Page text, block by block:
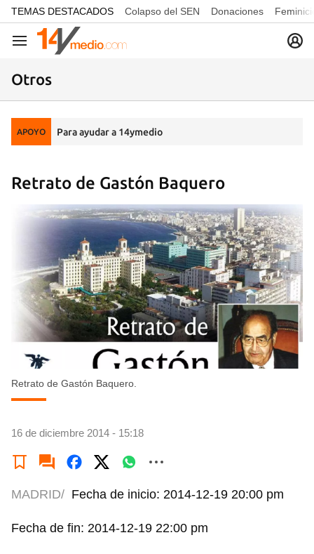
common.go-to-content
TEMAS DESTACADOS Colapso del SEN Donaciones
Navegación
Otros
APOYO Para ayudar a 14ymedio
Retrato de Gastón Baquero
Retrato de Gastón Baquero.
16 de diciembre 2014 - 15:18
MADRID/ Fecha de inicio: 2014-12-19 20:00 pm
Fecha de fin: 2014-12-19 22:00 pm